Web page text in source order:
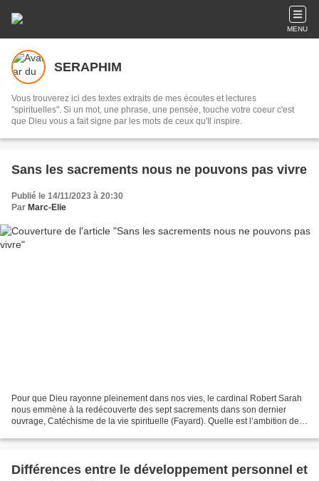
MENU
SERAPHIM
Vous trouverez ici des textes extraits de mes écoutes et lectures
"spirituelles". Si un mot, une phrase, une pensée, touche votre coeur c'est
que Dieu vous a fait signe par les mots de ceux qu'Il inspire.
Sans les sacrements nous ne pouvons pas vivre
Publié le 14/11/2023 à 20:30
Par Marc-Elie
Pour que Dieu rayonne pleinement dans nos vies, le cardinal Robert Sarah
nous emmène à la redécouverte des sept sacrements dans son dernier
ouvrage, Catéchisme de la vie spirituelle (Fayard). Quelle est l’ambition de
Différences entre le développement personnel et